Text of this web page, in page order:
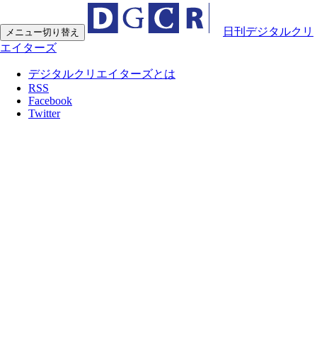
メニュー切り替え
日刊デジタルクリ
エイターズ
デジタルクリエイターズとは
RSS
Facebook
Twitter